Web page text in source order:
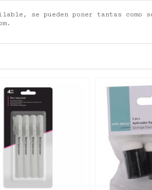
se pueden poner tantas como